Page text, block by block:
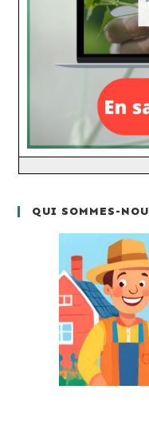
QUI SOMMES-